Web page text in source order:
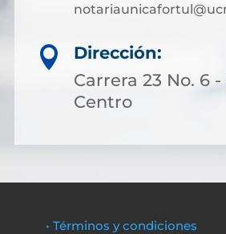

Dirección:
Carrera 23 No. 6
Centro
• Términos y condiciones